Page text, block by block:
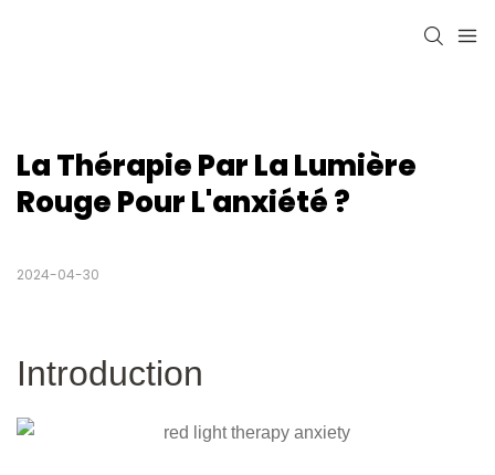
La Thérapie Par La Lumière
Rouge Pour L'anxiété ?
2024-04-30
Introduction